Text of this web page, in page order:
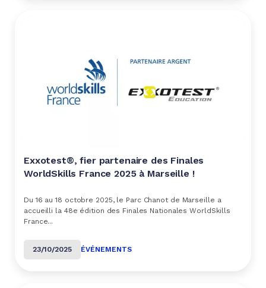
Exxotest®, fier partenaire des Finales
WorldSkills France 2025 à Marseille !
Du 16 au 18 octobre 2025, le Parc Chanot de Marseille a
accueilli la 48e édition des Finales Nationales WorldSkills
France...
23/10/2025 ÉVÉNEMENTS